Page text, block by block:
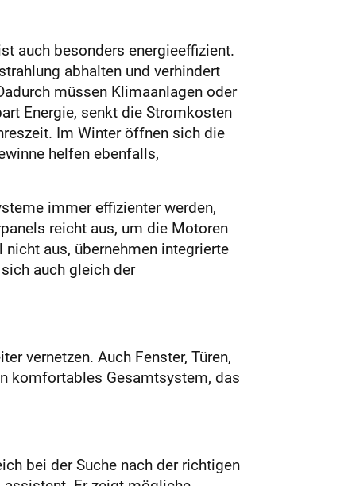
auch besonders energieeffizient.
abhalten und verhindert
müssen Klimaanlagen oder
Energie, senkt die Stromkosten
Im Winter öffnen sich die
helfen ebenfalls,
immer effizienter werden,
reicht aus, um die Motoren
aus, übernehmen integrierte
auch gleich der
vernetzen. Auch Fenster, Türen,
komfortables Gesamtsystem, das
bei der Suche nach der richtigen